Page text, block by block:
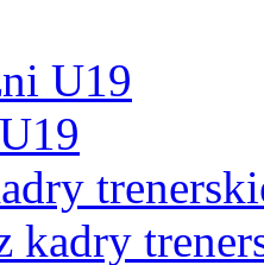
U19
kadry